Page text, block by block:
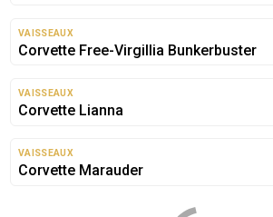
VAISSEAUX
Corvette Free-Virgillia Bunkerbuster
VAISSEAUX
Corvette Lianna
VAISSEAUX
Corvette Marauder